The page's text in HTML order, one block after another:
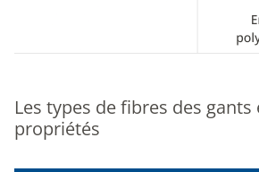
Les types de fibres des gants
propriétés